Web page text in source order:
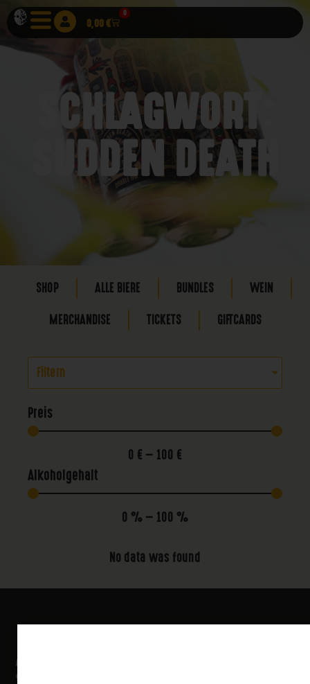
0,00€
0
SCHLAGWORT:
SUDDEN DEATH
SHOP ALLE BIERE BUNDLES WEIN
MERCHANDISE TICKETS GIFTCARDS
Filtern
Preis
0 € — 100 €
Alkoholgehalt
0 % — 100 %
No data was found